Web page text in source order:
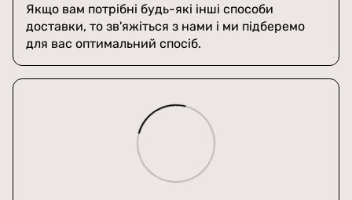
Якщо вам потрібні будь-які інші способи
доставки, то зв'яжіться з нами і ми підберемо
для вас оптимальний спосіб.